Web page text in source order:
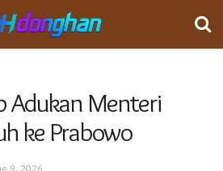
Adukan Menteri
ke Prabowo
9, 2026